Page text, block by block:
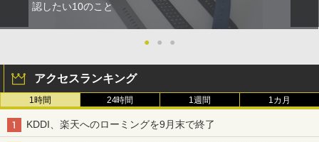
認したい10のこと
● ● ●
アクセスランキング
1時間 24時間 1週間 1カ月
KDDI、楽天へのローミングを9月末で終了